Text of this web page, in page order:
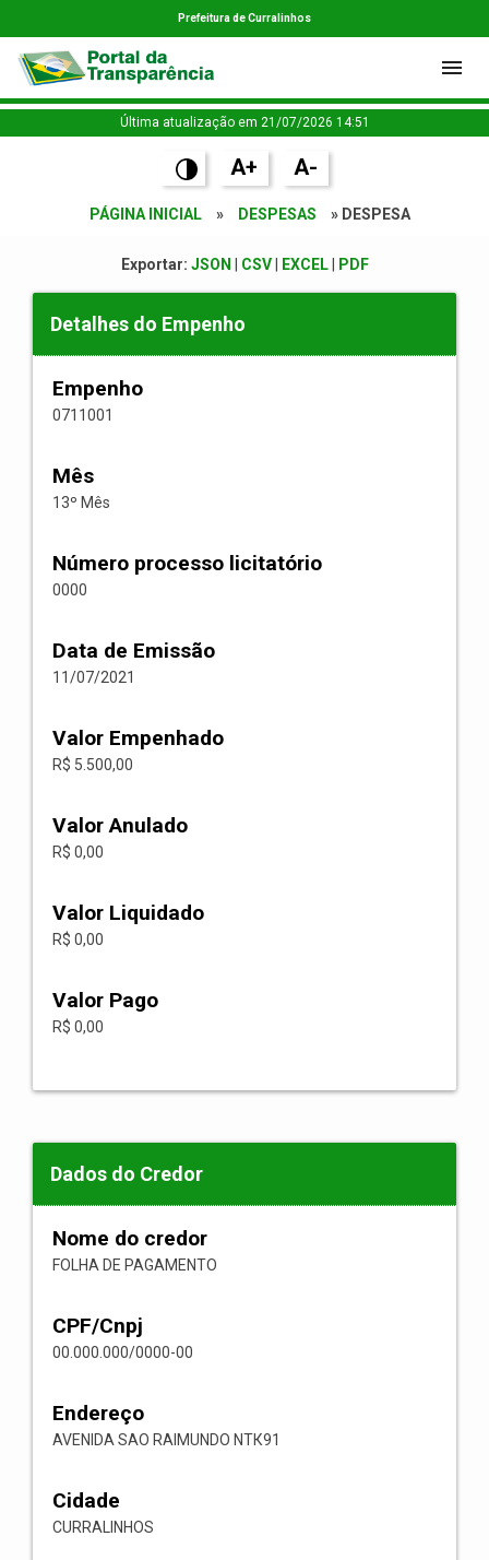
Prefeitura de Curralinhos
Última atualização em 21/07/2026 14:51
A+ A-
PÁGINA INICIAL » DESPESAS » DESPESA
Exportar: JSON CSV| EXCEL| PDF
Detalhes do Empenho
Empenho
0711001
Mês
13º Mês
Número processo licitatório
0000
Data de Emissão
11/07/2021
Valor Empenhado
R$ 5.500,00
Valor Anulado
R$ 0,00
Valor Liquidado
R$ 0,00
Valor Pago
R$ 0,00
Dados do Credor
Nome do credor
FOLHA DE PAGAMENTO
CPF/Cnpj
00.000.000/0000-00
Endereço
AVENIDA SAO RAIMUNDO NТК91
Cidade
CURRALINHOS